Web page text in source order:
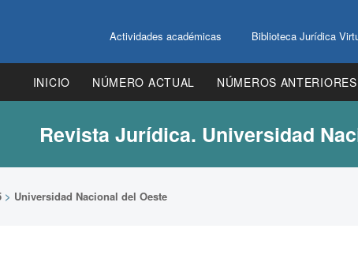
Actividades académicas Biblioteca Jurídica
INICIO NÚMERO ACTUAL NÚMEROS ANTERIORES
Revista Jurídica. Universidad
> Universidad Nacional del Oeste